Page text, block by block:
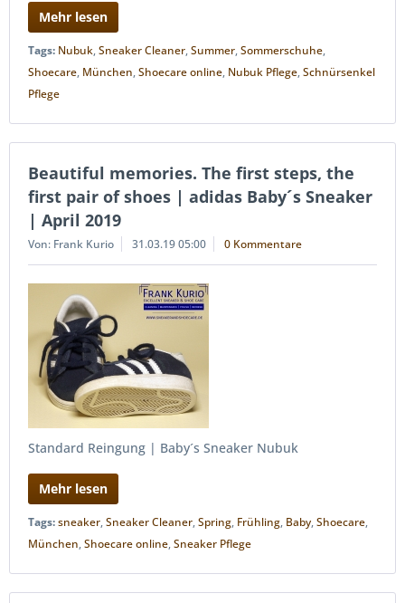
Mehr lesen
Tags: Nubuk,Sneaker Cleaner,Summer,Sommerschuhe,
Shoecare, München,Shoecare online, Nubuk Pflege,Schnürsenkel
Pflege
Beautiful memories. The first steps, the
first pair of shoes | adidas Baby´s Sneaker
| April 2019
Von: Frank Kurio 31.03.19 05:00 0 Kommentare
Standard Reingung | Baby´s Sneaker Nubuk
Mehr lesen
Tags:sneaker,Sneaker Cleaner,Spring, Frühling, Baby,Shoecare,
München,Shoecare online,Sneaker Pflege